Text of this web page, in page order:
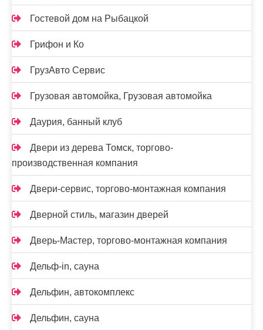
Гостевой дом на Рыбацкой
Грифон и Ко
ГрузАвто Сервис
Грузовая автомойка, Грузовая автомойка
Даурия, банный клуб
Двери из дерева Томск, торгово-
производственная компания
Двери-сервис, торгово-монтажная компания
Дверной стиль, магазин дверей
Дверь-Мастер, торгово-монтажная компания
Дельф-in, сауна
Дельфин, автокомплекс
Дельфин, сауна